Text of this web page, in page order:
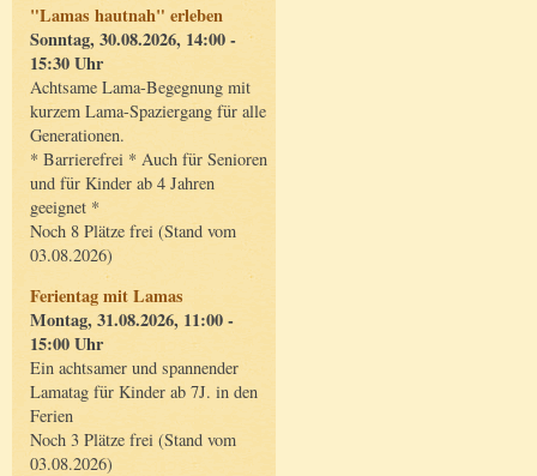
"Lamas hautnah" erleben
Sonntag, 30.08.2026, 14:00 -
15:30 Uhr
Achtsame Lama-Begegnung mit
kurzem Lama-Spaziergang für alle
Generationen.
* Barrierefrei * Auch für Senioren
und für Kinder ab 4 Jahren
geeignet *
Noch 8 Plätze frei (Stand vom
03.08.2026)
Ferientag mit Lamas
Montag, 31.08.2026, 11:00 -
15:00 Uhr
Ein achtsamer und spannender
Lamatag für Kinder ab 7J. in den
Ferien
Noch 3 Plätze frei (Stand vom
03.08.2026)